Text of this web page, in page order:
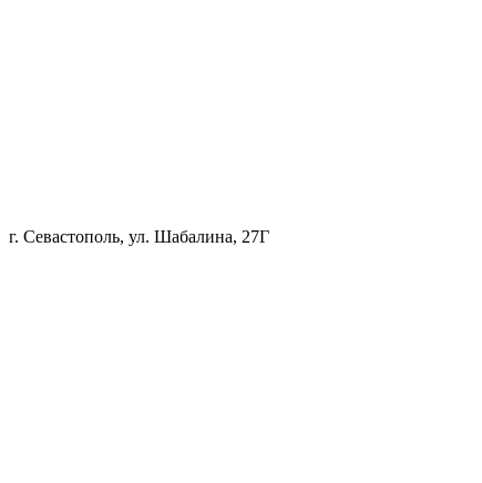
г. Севастополь, ул. Шабалина, 27Г